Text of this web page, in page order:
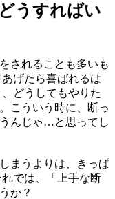
うすればい
されることも多いも
げたら喜ばれるは
どうしてもやりた
こういう時に、断っ
んじゃ…と思ってし
まうよりは、きっぱ
では、「上手な断
か？